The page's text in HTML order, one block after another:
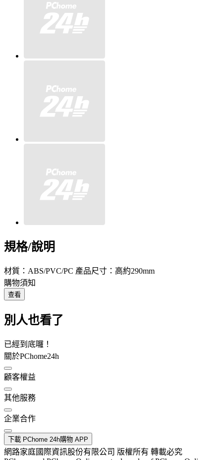
規格/說明
材質：ABS/PVC/PC 產品尺寸：高約290mm
購物須知
查看
別人也看了
已經到底囉！
關於PChome24h
顧客權益
其他服務
企業合作
下載 PChome 24h購物 APP
網路家庭國際資訊股份有限公司 版權所有 轉載必究